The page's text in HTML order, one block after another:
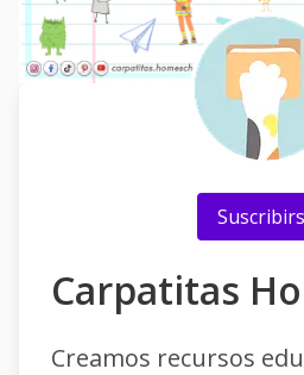
Carpatitas
Creamos recursos